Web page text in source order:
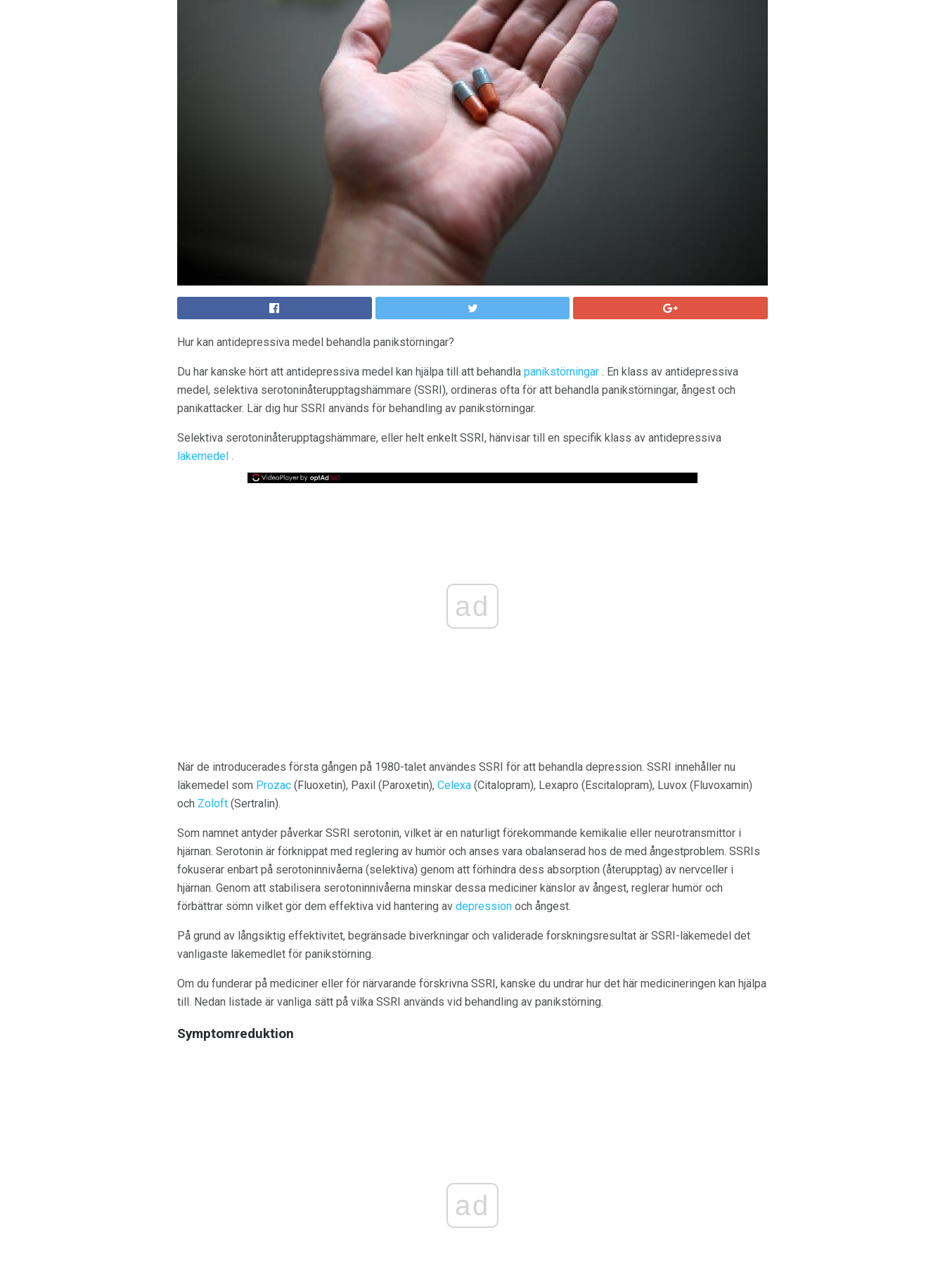
Hur kan antidepressiva medel behandla panikstörningar?
Du har kanske hört att antidepressiva medel kan hjälpa till att behandla panikstörningar . En klass av antidepressiva
medel, selektiva serotoninåterupptagshämmare (SSRI), ordineras ofta för att behandla panikstörningar, ångest och
panikattacker. Lär dig hur SSRI används för behandling av panikstörningar.
Selektiva serotoninåterupptagshämmare, eller helt enkelt SSRI, hänvisar till en specifik klass av antidepressiva
läkemedel .
ad
När de introducerades första gången på 1980-talet användes SSRI för att behandla depression. SSRI innehåller nu
läkemedel som Prozac (Fluoxetin), Paxil (Paroxetin), Celexa (Citalopram), Lexapro (Escitalopram), Luvox (Fluvoxamin)
och Zoloft (Sertralin).
Som namnet antyder påverkar SSRI serotonin, vilket är en naturligt förekommande kemikalie eller neurotransmittor i
hjärnan. Serotonin är förknippat med reglering av humör och anses vara obalanserad hos de med ångestproblem. SSRIs
fokuserar enbart på serotoninnivåerna (selektiva) genom att förhindra dess absorption (återupptag) av nervceller i
hjärnan. Genom att stabilisera serotoninnivåerna minskar dessa mediciner känslor av ångest, reglerar humör och
förbättrar sömn vilket gör dem effektiva vid hantering av depression och ångest.
På grund av långsiktig effektivitet, begränsade biverkningar och validerade forskningsresultat är SSRI-läkemedel det
vanligaste läkemedlet för panikstörning.
Om du funderar på mediciner eller för närvarande förskrivna SSRI, kanske du undrar hur det här medicineringen kan hjälpa
till. Nedan listade är vanliga sätt på vilka SSRI används vid behandling av panikstörning.
Symptomreduktion
ad